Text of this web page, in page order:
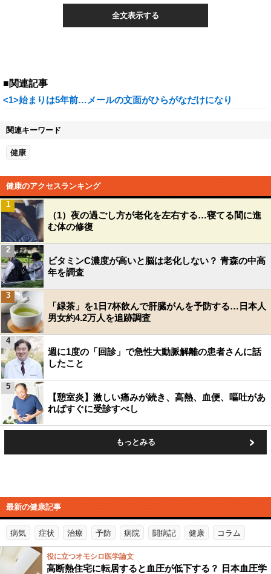
全文表示する
■関連記事
<1>始まりは5年前…メールの文面がひらがなだけになり
関連キーワード
健康
健康のアクセスランキング
（1）夜の過ごし方が老化を左右する…寝てる間に進
む体の修復
1
ビタミンC濃度が高いと脳は老化しない？ 青森の中高
年を調査
2
「緑茶」を1日7杯飲んで肝臓がんを予防する…日本人
男女約4.2万人を追跡調査
3
週に1度の「回診」で急性大動脈解離の患者さんに話
したこと
4
【憩室炎】激しい痛みが続き、高熱、血便、嘔吐があ
ればすぐに受診すべし
5
もっとみる
最新の健康記事
病気 症状 治療 予防 病院 闘病記 健康 コラム
役に立つオモシロ医学論文
高断熱住宅に転居すると血圧が低下する？ 日本血圧学